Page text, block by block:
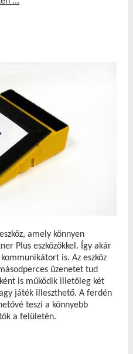
amely könnyen
Plus eszközökkel. Így akár
is. Az eszköz
üzenetet tud
is működik illetőleg két
játék illeszthető. A ferdén
teszi a könnyebb
a felületén.